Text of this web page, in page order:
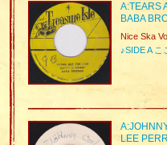
A:TEARS
BABA
Nice Ska
♪SIDE A
LEE